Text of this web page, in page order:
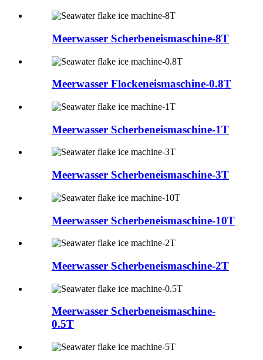
Meerwasser Scherbeneismaschine-8T
Meerwasser Flockeneismaschine-0.8T
Meerwasser Scherbeneismaschine-1T
Meerwasser Scherbeneismaschine-3T
Meerwasser Scherbeneismaschine-10T
Meerwasser Scherbeneismaschine-2T
Meerwasser Scherbeneismaschine-
0.5T